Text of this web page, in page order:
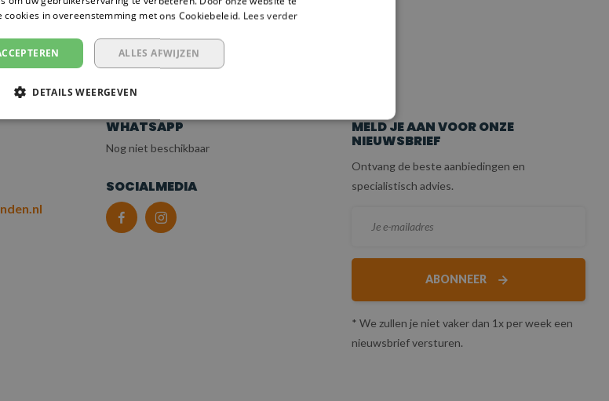
OP
KLANTENSERVICE
WHATSAPP
Nog niet beschikbaar
SOCIALMEDIA
MELD JE AAN VOOR ONZE
NIEUWSBRIEF
Ontvang de beste aanbiedingen en
specialistisch advies.
ABONNEER
* We zullen je niet vaker dan 1x per week een
nieuwsbrief versturen.
in overeenstemming met ons Cookiebeleid. Lees verder
ALLES AFWIJZEN
DETAILS WEERGEVEN